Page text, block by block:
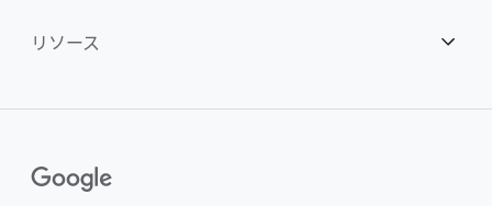
コンタクト センター
概要
デバイス
購入方法
リソース
ガイド
()